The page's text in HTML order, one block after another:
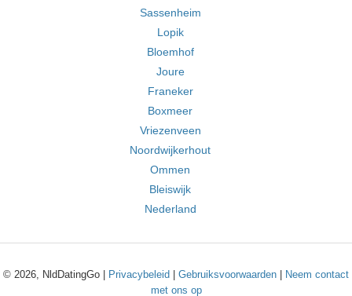
Sassenheim
Lopik
Bloemhof
Joure
Franeker
Boxmeer
Vriezenveen
Noordwijkerhout
Ommen
Bleiswijk
Nederland
© 2026, NldDatingGo | Privacybeleid Gebruiksvoorwaarden
Neem contact
met ons op